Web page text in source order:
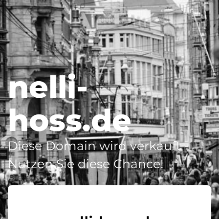
nelli-
hoss.de
Diese Domain wird verkauft -
Nutzen Sie diese Chance!